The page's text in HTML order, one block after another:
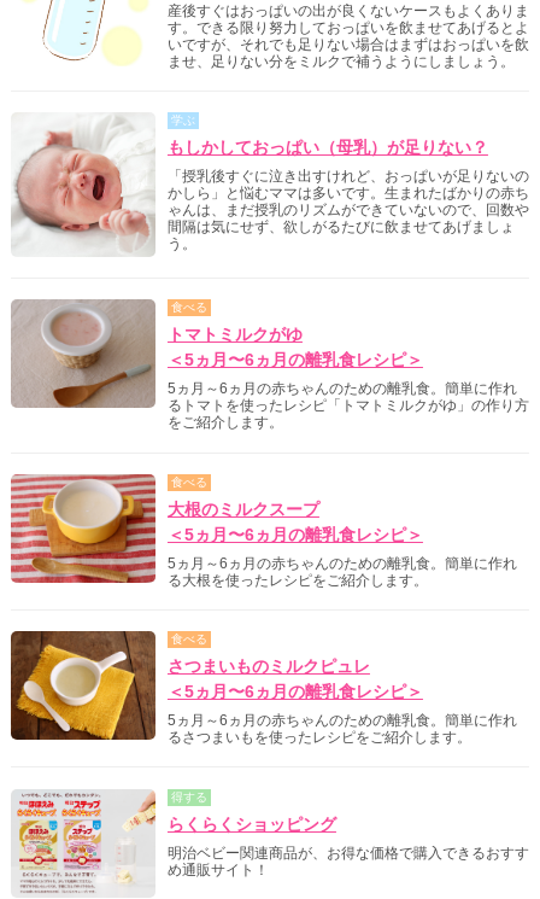
産後すぐはおっぱいの出が良くないケースもよくありま
す。できる限り努力しておっぱいを飲ませてあげるとよ
いですが、それでも足りない場合はまずはおっぱいを飲
ませ、足りない分をミルクで補うようにしましょう。
学ぶ
もしかしておっぱい（母乳）が足りない？
「授乳後すぐに泣き出すけれど、おっぱいが足りないの
かしら」と悩むママは多いです。生まれたばかりの赤ち
ゃんは、まだ授乳のリズムができていないので、回数や
間隔は気にせず、欲しがるたびに飲ませてあげましょ
う。
食べる
トマトミルクがゆ
＜5ヵ月〜6ヵ月の離乳食レシピ＞
5ヵ月～6ヵ月の赤ちゃんのための離乳食。簡単に作れ
るトマトを使ったレシピ「トマトミルクがゆ」の作り方
をご紹介します。
食べる
大根のミルクスープ
＜5ヵ月〜6ヵ月の離乳食レシピ＞
5ヵ月～6ヵ月の赤ちゃんのための離乳食。簡単に作れ
る大根を使ったレシピをご紹介します。
食べる
さつまいものミルクピュレ
＜5ヵ月〜6ヵ月の離乳食レシピ＞
5ヵ月～6ヵ月の赤ちゃんのための離乳食。簡単に作れ
るさつまいもを使ったレシピをご紹介します。
得する
らくらくショッピング
明治ベビー関連商品が、お得な価格で購入できるおすす
め通販サイト！